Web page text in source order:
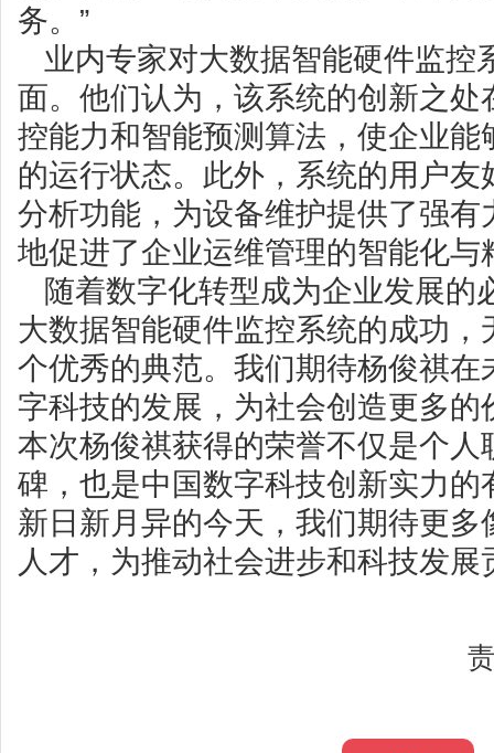
务。”
业内专家对大数据智能硬件监控
面。他们认为，该系统的创新之处
控能力和智能预测算法，使企业能
的运行状态。此外，系统的用户
分析功能，为设备维护提供了强有
地促进了企业运维管理的智能化与
随着数字化转型成为企业发展的
大数据智能硬件监控系统的成功
个优秀的典范。我们期待杨俊祺在
字科技的发展，为社会创造更多的
本次杨俊祺获得的荣誉不仅是个人
碑，也是中国数字科技创新实力的
新日新月异的今天，我们期待更
人才，为推动社会进步和科技发展